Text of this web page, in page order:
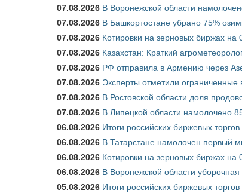
07.08.2026 В Воронежской области
07.08.2026 В Башкортостане убрано 75%
07.08.2026 Котировки на зерновых биржах на
07.08.2026 Казахстан: Краткий
07.08.2026 РФ отправила в Армению через
07.08.2026 Эксперты отметили ограниченные
07.08.2026 В Ростовской области доля
07.08.2026 В Липецкой области намолочено
06.08.2026 Итоги российских биржевых
06.08.2026 В Татарстане намолочен первый
06.08.2026 Котировки на зерновых биржах на
06.08.2026 В Воронежской области
05.08.2026 Итоги российских биржевых